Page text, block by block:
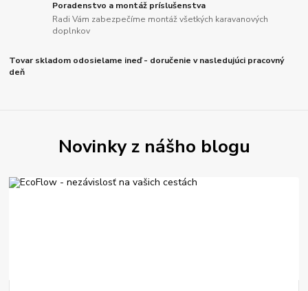
Poradenstvo a montáž príslušenstva
Radi Vám zabezpečíme montáž všetkých karavanových
doplnkov
Tovar skladom odosielame ineď - doručenie v nasledujúci pracovný
deň
Novinky z nášho blogu